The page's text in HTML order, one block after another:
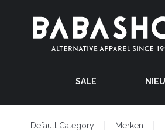
SALE
Default Category Merken